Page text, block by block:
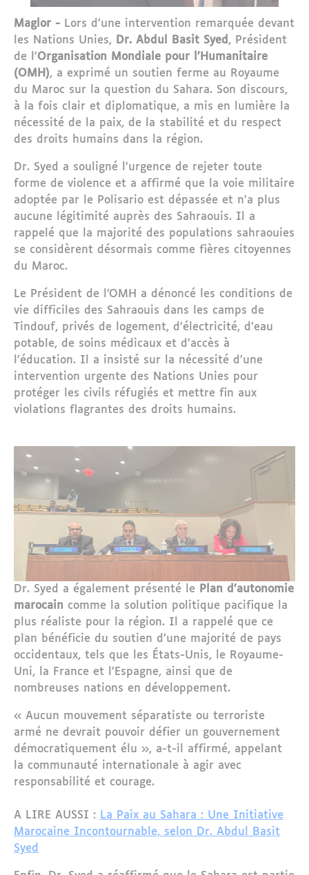
Maglor - Lors d’une intervention remarquée devant
les Nations Unies, Dr. Abdul Basit Syed , Président
de l’Organisation Mondiale pour l’Humanitaire
(OMH), a exprimé un soutien ferme au Royaume
du Maroc sur la question du Sahara. Son discours,
à la fois clair et diplomatique, a mis en lumière la
nécessité de la paix, de la stabilité et du respect
des droits humains dans la région.
Dr. Syed a souligné l’urgence de rejeter toute
forme de violence et a affirmé que la voie militaire
adoptée par le Polisario est dépassée et n’a plus
aucune légitimité auprès des Sahraouis. Il a
rappelé que la majorité des populations sahraouies
se considèrent désormais comme fières citoyennes
du Maroc.
Le Président de l’OMH a dénoncé les conditions de
vie difficiles des Sahraouis dans les camps de
Tindouf, privés de logement, d’électricité, d’eau
potable, de soins médicaux et d’accès à
l’éducation. Il a insisté sur la nécessité d’une
intervention urgente des Nations Unies pour
protéger les civils réfugiés et mettre fin aux
violations flagrantes des droits humains.
Dr. Syed a également présenté le
Plan d’autonomie
marocain comme la solution politique pacifique la
plus réaliste pour la région. Il a rappelé que ce
plan bénéficie du soutien d’une majorité de pays
occidentaux, tels que les États-Unis, le Royaume-
Uni, la France et l’Espagne, ainsi que de
nombreuses nations en développement.
« Aucun mouvement séparatiste ou terroriste
armé ne devrait pouvoir défier un gouvernement
démocratiquement élu », a-t-il affirmé, appelant
la communauté internationale à agir avec
responsabilité et courage.
A LIRE AUSSI : La Paix au Sahara : Une Initiative
Marocaine Incontournable, selon Dr. Abdul Basit
Syed